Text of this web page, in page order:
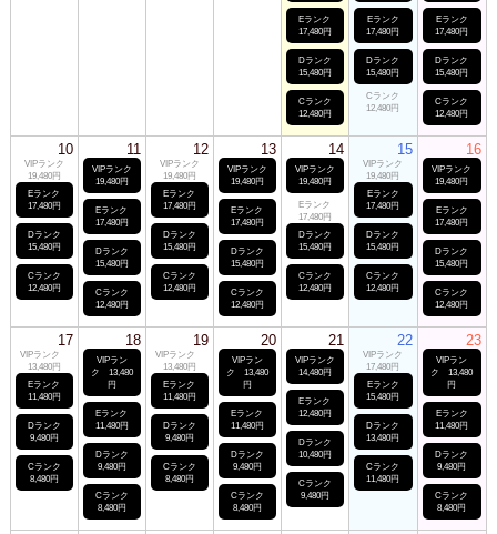
Eランク
17,480円
Dランク
15,480円
Cランク
12,480円
Eランク
17,480円
Dランク
15,480円
Cランク
12,480円
Eランク
17,480円
Dランク
15,480円
Cランク
12,480円
10
VIPランク
19,480円
Eランク
17,480円
Dランク
15,480円
Cランク
12,480円
11
VIPランク
19,480円
Eランク
17,480円
Dランク
15,480円
Cランク
12,480円
12
VIPランク
19,480円
Eランク
17,480円
Dランク
15,480円
Cランク
12,480円
13
VIPランク
19,480円
Eランク
17,480円
Dランク
15,480円
Cランク
12,480円
14
VIPランク
19,480円
Eランク
17,480円
Dランク
15,480円
Cランク
12,480円
15
VIPランク
19,480円
Eランク
17,480円
Dランク
15,480円
Cランク
12,480円
16
VIPランク
19,480円
Eランク
17,480円
Dランク
15,480円
Cランク
12,480円
17
VIPランク
13,480円
Eランク
11,480円
Dランク
9,480円
Cランク
8,480円
18
VIPラン
ク 13,480
円
Eランク
11,480円
Dランク
9,480円
Cランク
8,480円
19
VIPランク
13,480円
Eランク
11,480円
Dランク
9,480円
Cランク
8,480円
20
VIPラン
ク 13,480
円
Eランク
11,480円
Dランク
9,480円
Cランク
8,480円
21
VIPランク
14,480円
Eランク
12,480円
Dランク
10,480円
Cランク
9,480円
22
VIPランク
17,480円
Eランク
15,480円
Dランク
13,480円
Cランク
11,480円
23
VIPラン
ク 13,480
円
Eランク
11,480円
Dランク
9,480円
Cランク
8,480円